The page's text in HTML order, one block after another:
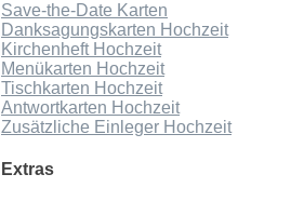
Save-the-Date Karten
Danksagungskarten Hochzeit
Kirchenheft Hochzeit
Menükarten Hochzeit
Tischkarten Hochzeit
Antwortkarten Hochzeit
Zusätzliche Einleger Hochzeit
Extras